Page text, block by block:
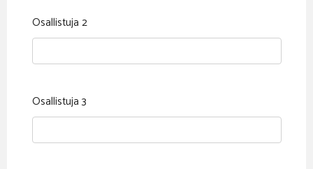
Osallistuja 2
Osallistuja 3